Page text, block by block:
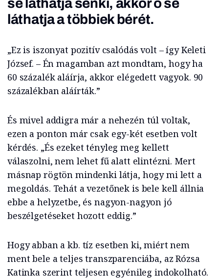
se láthatja senki, akkor ő se
láthatja a többiek bérét.
„Ez is iszonyat pozitív csalódás volt – így Keleti
József. – Én magamban azt mondtam, hogy ha
60 százalék aláírja, akkor elégedett vagyok. 90
százalékban aláírták.”
És mivel addigra már a nehezén túl voltak,
ezen a ponton már csak egy-két esetben volt
kérdés. „És ezeket tényleg meg kellett
válaszolni, nem lehet fű alatt elintézni. Mert
másnap rögtön mindenki látja, hogy mi lett a
megoldás. Tehát a vezetőnek is bele kell állnia
ebbe a helyzetbe, és nagyon-nagyon jó
beszélgetéseket hozott eddig.”
Hogy abban a kb. tíz esetben ki, miért nem
ment bele a teljes transzparenciába, az Rózsa
Katinka szerint teljesen egyénileg indokolható.